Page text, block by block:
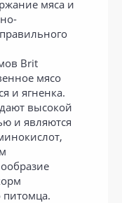
мяса и
Brit
мясо
и ягненка.
высокой
и являются